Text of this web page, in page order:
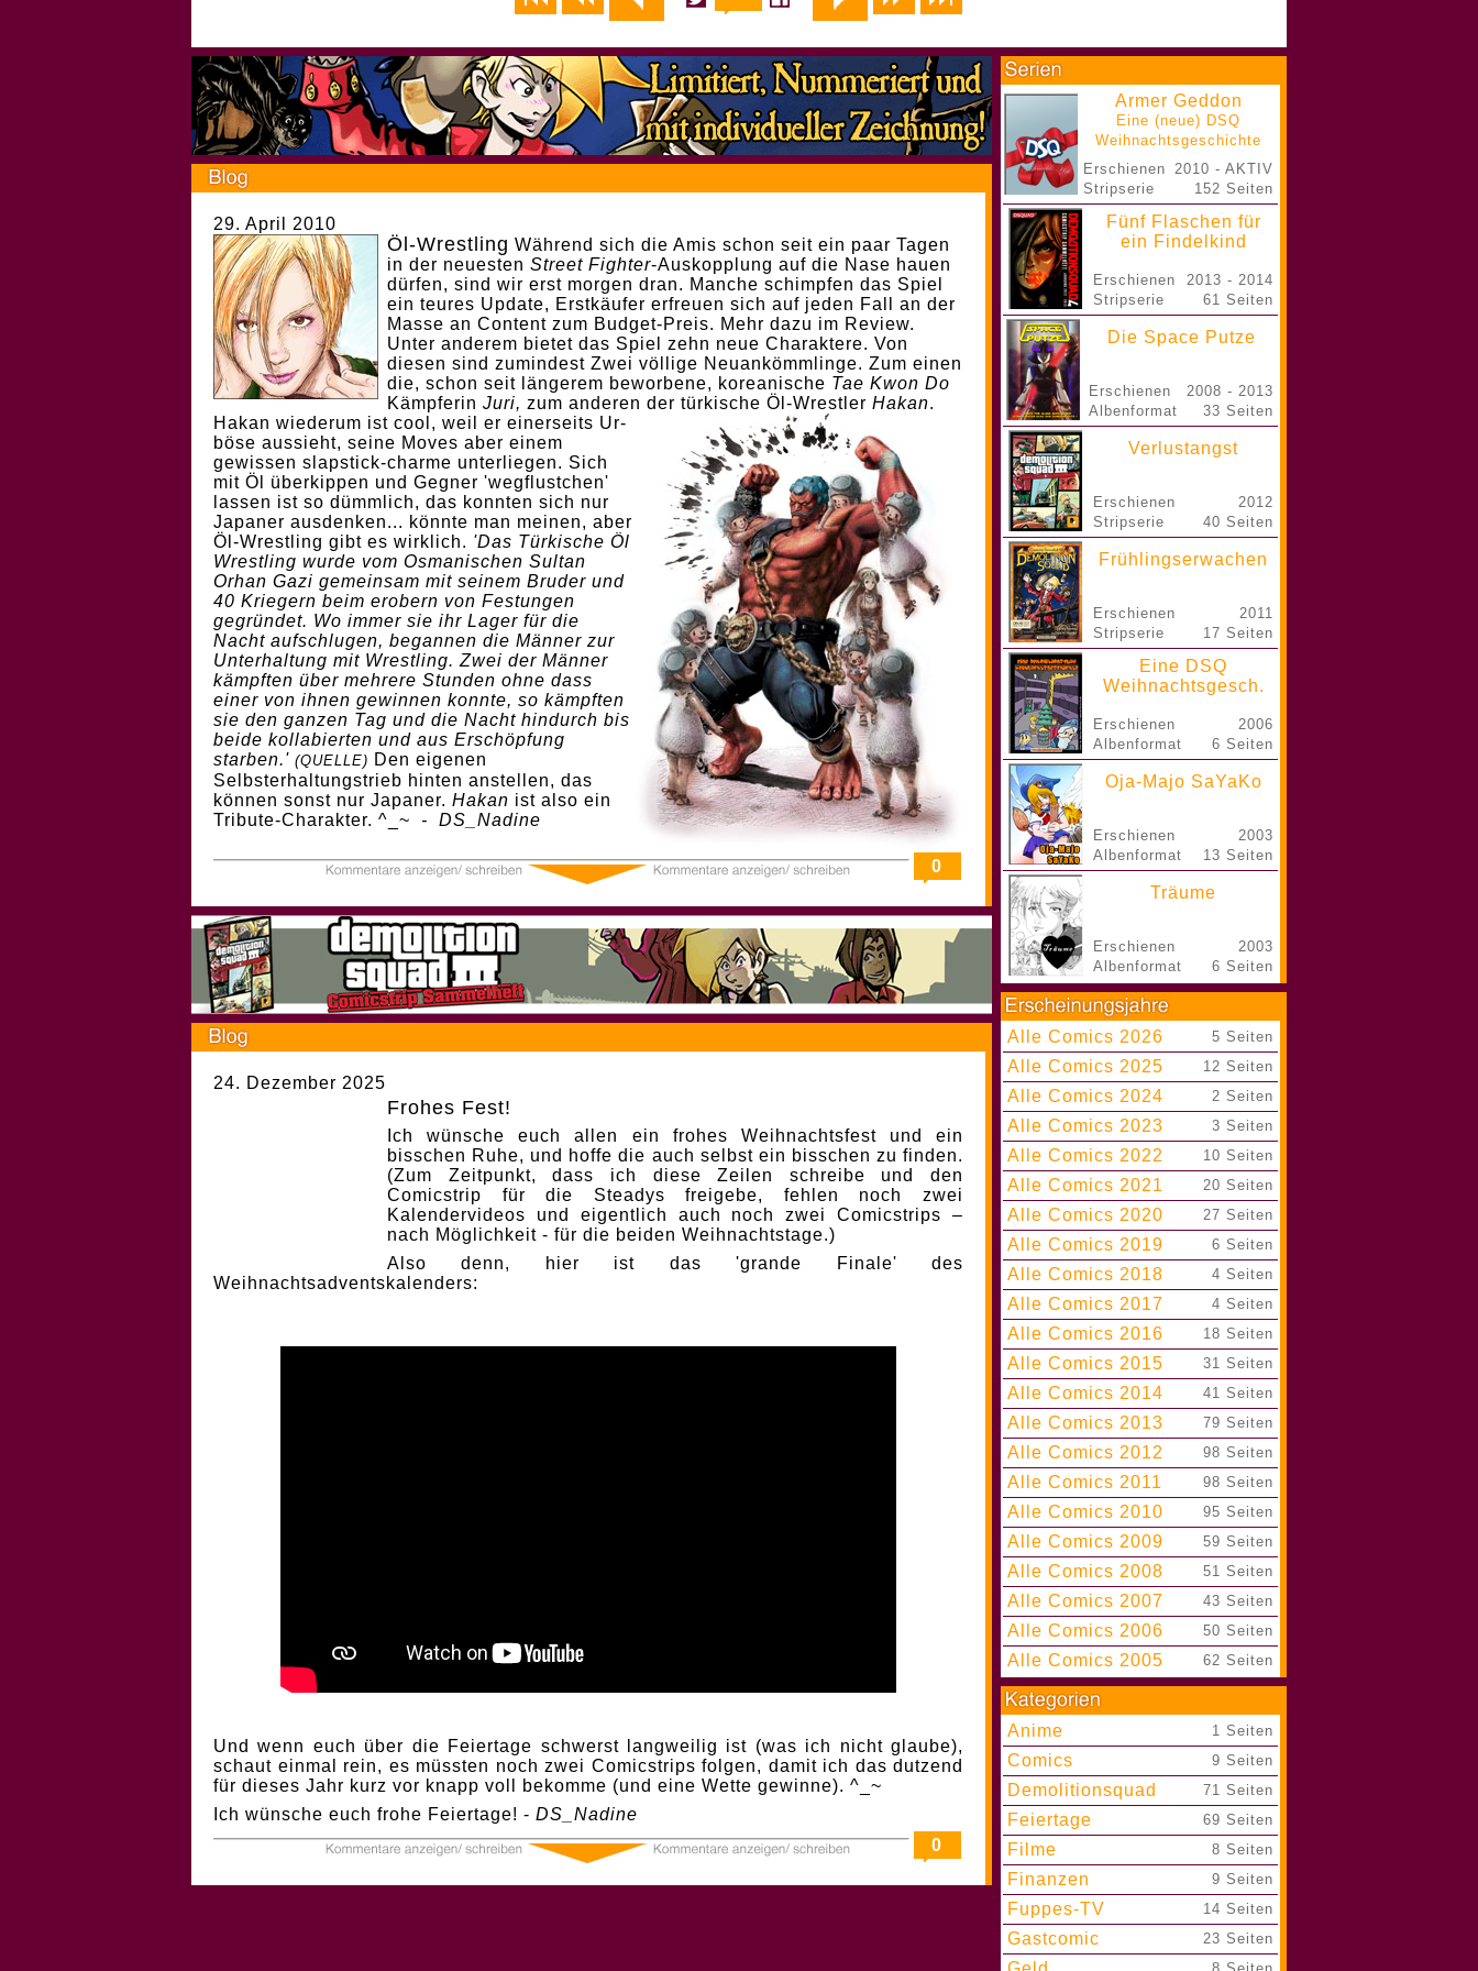
29. April 2010
Öl-Wrestling Während sich die Amis schon seit ein paar Tagen
in der neuesten Street Fighter-Auskopplung auf die Nase hauen
dürfen, sind wir erst morgen dran. Manche schimpfen das Spiel
ein teures Update, Erstkäufer erfreuen sich auf jeden Fall an der
Masse an Content zum Budget-Preis. Mehr dazu im Review.
Unter anderem bietet das Spiel zehn neue Charaktere. Von
diesen sind zumindest Zwei völlige Neuankömmlinge. Zum einen
die, schon seit längerem beworbene, koreanische Tae Kwon Do
Kämpferin Juri, zum anderen der türkische Öl-Wrestler Hakan.
Hakan wiederum ist cool, weil er einerseits Ur-
böse aussieht, seine Moves aber einem
gewissen slapstick-charme unterliegen. Sich
mit Öl überkippen und Gegner 'wegflustchen'
lassen ist so dümmlich, das konnten sich nur
Japaner ausdenken... könnte man meinen, aber
Öl-Wrestling gibt es wirklich. 'Das Türkische Öl
Wrestling wurde vom Osmanischen Sultan
Orhan Gazi gemeinsam mit seinem Bruder und
40 Kriegern beim erobern von Festungen
gegründet. Wo immer sie ihr Lager für die
Nacht aufschlugen, begannen die Männer zur
Unterhaltung mit Wrestling. Zwei der Männer
kämpften über mehrere Stunden ohne dass
einer von ihnen gewinnen konnte, so kämpften
sie den ganzen Tag und die Nacht hindurch bis
beide kollabierten und aus Erschöpfung
starben.' (QUELLE) Den eigenen
Selbsterhaltungstrieb hinten anstellen, das
können sonst nur Japaner. Hakan ist also ein
Tribute-Charakter. ^_~ - DS_Nadine
0
24. Dezember 2025
Frohes Fest!
Ich wünsche euch allen ein frohes Weihnachtsfest und ein
bisschen Ruhe, und hoffe die auch selbst ein bisschen zu finden.
(Zum Zeitpunkt, dass ich diese Zeilen schreibe und den
Comicstrip für die Steadys freigebe, fehlen noch zwei
Kalendervideos und eigentlich auch noch zwei Comicstrips –
nach Möglichkeit - für die beiden Weihnachtstage.)
Also denn, hier ist das 'grande Finale' des
Weihnachtsadventskalenders:
Und wenn euch über die Feiertage schwerst langweilig ist (was ich nicht glaube),
schaut einmal rein, es müssten noch zwei Comicstrips folgen, damit ich das dutzend
für dieses Jahr kurz vor knapp voll bekomme (und eine Wette gewinne). ^_~
Ich wünsche euch frohe Feiertage! - DS_Nadine
0
Armer Geddon
Eine (neue) DSQ
Weihnachtsgeschichte
Erschienen
Stripserie
2010 - AKTIV
152 Seiten
Fünf Flaschen für
ein Findelkind
Erschienen
Stripserie
2013 - 2014
61 Seiten
Die Space Putze
Erschienen
Albenformat
2008 - 2013
33 Seiten
Verlustangst
Erschienen
Stripserie
2012
40 Seiten
Frühlingserwachen
Erschienen
Stripserie
2011
17 Seiten
Eine DSQ
Weihnachtsgesch.
Erschienen
Albenformat
2006
6 Seiten
Oja-Majo SaYaKo
Erschienen
Albenformat
2003
13 Seiten
Träume
Erschienen
Albenformat
2003
6 Seiten
Alle Comics 2026 5 Seiten
Alle Comics 2025 12 Seiten
Alle Comics 2024 2 Seiten
Alle Comics 2023 3 Seiten
Alle Comics 2022 10 Seiten
Alle Comics 2021 20 Seiten
Alle Comics 2020 27 Seiten
Alle Comics 2019 6 Seiten
Alle Comics 2018 4 Seiten
Alle Comics 2017 4 Seiten
Alle Comics 2016 18 Seiten
Alle Comics 2015 31 Seiten
Alle Comics 2014 41 Seiten
Alle Comics 2013 79 Seiten
Alle Comics 2012 98 Seiten
Alle Comics 2011 98 Seiten
Alle Comics 2010 95 Seiten
Alle Comics 2009 59 Seiten
Alle Comics 2008 51 Seiten
Alle Comics 2007 43 Seiten
Alle Comics 2006 50 Seiten
Alle Comics 2005 62 Seiten
Anime 1 Seiten
Comics 9 Seiten
Demolitionsquad 71 Seiten
Feiertage 69 Seiten
Filme 8 Seiten
Finanzen 9 Seiten
Fuppes-TV 14 Seiten
Gastcomic 23 Seiten